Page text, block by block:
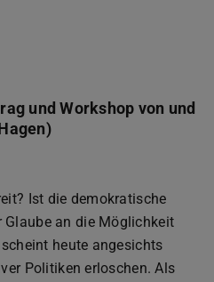
und Workshop von und
Ist die demokratische
Glaube an die Möglichkeit
heute angesichts
Politiken erloschen. Als